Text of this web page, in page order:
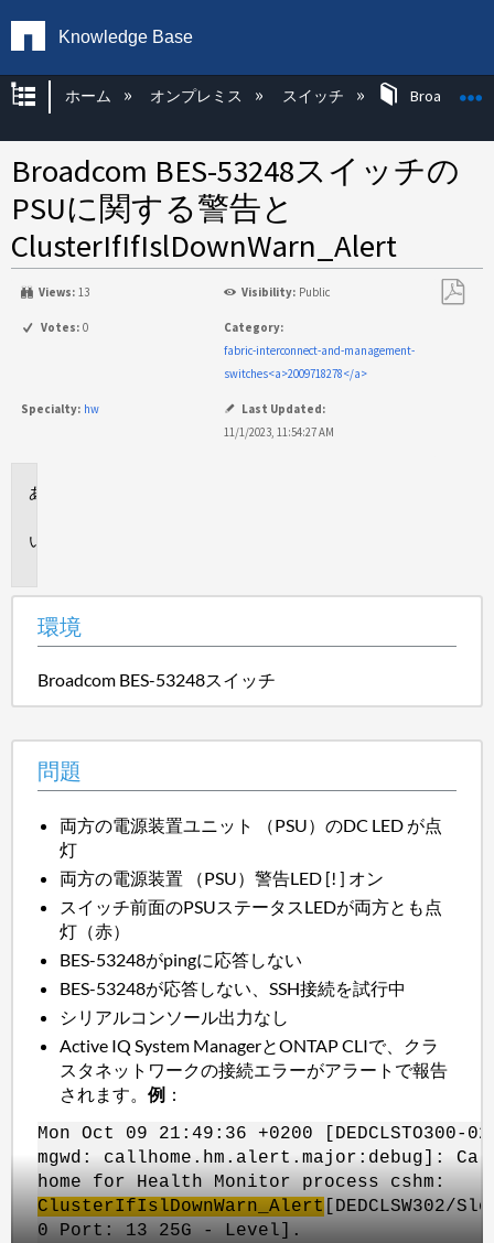
Knowledge Base
グローバル階層を展開/折りたたむ
ホーム オンプレミス スイッチ Broadcom
Broadcom BES-53248スイッチの
PSUに関する警告と
ClusterIfIfIslDownWarn_Alert
Views: 13 Visibility: Public
Votes: 0
Category:
fabric-interconnect-and-management-
switches<a>2009718278</a>
Specialty: hw
Last Updated:
11/1/2023, 11:54:27 AM
環境
Broadcom BES-53248スイッチ
問題
両方の電源装置ユニット （PSU）のDC LED が点
灯
両方の電源装置 （PSU）警告LED [! ] オン
スイッチ前面のPSUステータスLEDが両方とも点
灯（赤）
BES-53248がpingに応答しない
BES-53248が応答しない、SSH接続を試行中
シリアルコンソール出力なし
Active IQ System ManagerとONTAP CLIで、クラ
スタネットワークの接続エラーがアラートで報告
されます。例 ：
Mon Oct 09 21:49:36 +0200 [DEDCLSTO300-
mgwd: callhome.hm.alert.major:debug]:
home for Health Monitor process cshm:
ClusterIfIslDownWarn_Alert
[DEDCLSW302/
0 Port: 13 25G - Level].